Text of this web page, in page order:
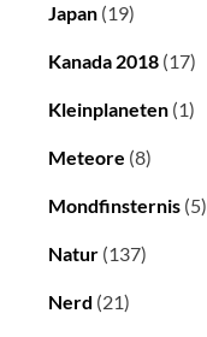
Japan (19)
Kanada 2018 (17)
Kleinplaneten (1)
Meteore (8)
Mondfinsternis (5)
Natur (137)
Nerd (21)